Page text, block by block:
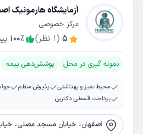
آزمایشگاه هارمونیک
مرکز خصوصی
5
(
1 نظر) 100٪
نمونه گیری در محل پوشش‌دهی بیمه
محیط تمیز و بهداشتی پذیرش منظم
پرداخت قسطی دکترپی
اصفهان، خیابان مسجد مصلی،